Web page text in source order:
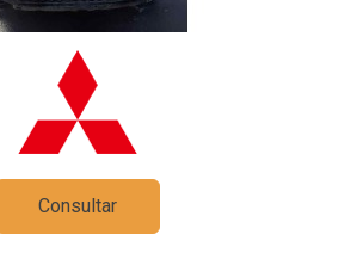
Consultar